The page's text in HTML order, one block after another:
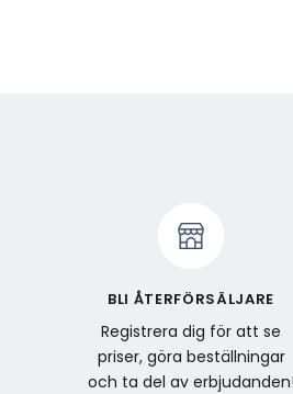
BLI ÅTERFÖRSÄLJARE
Registrera dig för att se
priser, göra beställningar
och ta del av erbjudanden!